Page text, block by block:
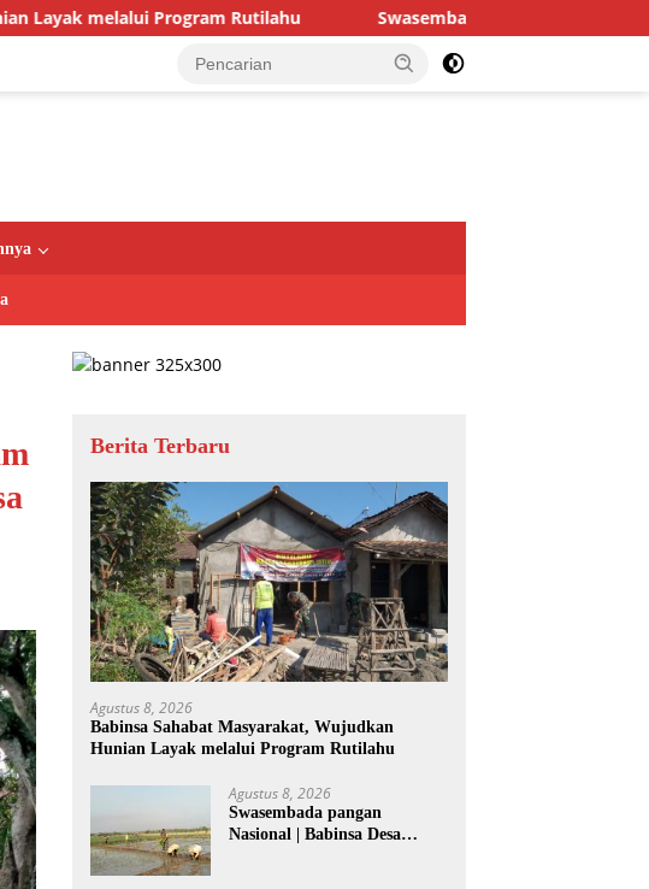
Rutilahu Swasembada pangan Nasional | Babinsa Desa
Berita Terbaru
Agustus 8, 2026
Babinsa Sahabat Masyarakat, Wujudkan
Hunian Layak melalui Program Rutilahu
Agustus 8, 2026
Swasembada pangan
Nasional | Babinsa Desa